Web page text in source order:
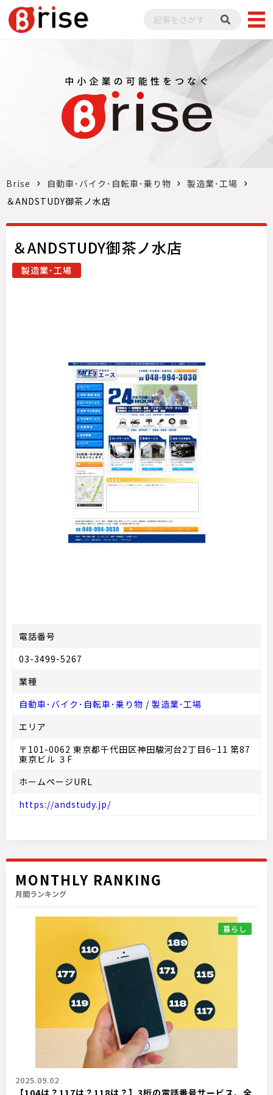
Brise 自動車･バイク･自転車･乗り物
製造業･工場
＆ANDSTUDY御茶ノ水店
＆ANDSTUDY御茶ノ水店
製造業･工場
電話番号
03-3499-5267
業種
自動車･バイク･自転車･乗り物 / 製造業･工場
エリア
〒101-0062 東京都千代田区神田駿河台2丁目6−11 第87
東京ビル ３F
ホームページURL
https://andstudy.jp/
MONTHLY RANKING
月間ランキング
暮らし
2025.09.02
【104は？117は？118は？】3桁の電話番号サービス、全